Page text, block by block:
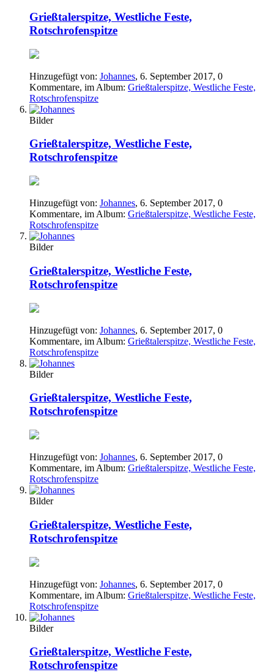
Grießtalerspitze, Westliche Feste,
Rotschrofenspitze
Hinzugefügt von: Johannes, 6. September 2017, 0
Kommentare, im Album: Grießtalerspitze, Westliche Feste,
Rotschrofenspitze
Bilder
Grießtalerspitze, Westliche Feste,
Rotschrofenspitze
Hinzugefügt von: Johannes, 6. September 2017, 0
Kommentare, im Album: Grießtalerspitze, Westliche Feste,
Rotschrofenspitze
Bilder
Grießtalerspitze, Westliche Feste,
Rotschrofenspitze
Hinzugefügt von: Johannes, 6. September 2017, 0
Kommentare, im Album: Grießtalerspitze, Westliche Feste,
Rotschrofenspitze
Bilder
Grießtalerspitze, Westliche Feste,
Rotschrofenspitze
Hinzugefügt von: Johannes, 6. September 2017, 0
Kommentare, im Album: Grießtalerspitze, Westliche Feste,
Rotschrofenspitze
Bilder
Grießtalerspitze, Westliche Feste,
Rotschrofenspitze
Hinzugefügt von: Johannes, 6. September 2017, 0
Kommentare, im Album: Grießtalerspitze, Westliche Feste,
Rotschrofenspitze
Bilder
Grießtalerspitze, Westliche Feste,
Rotschrofenspitze